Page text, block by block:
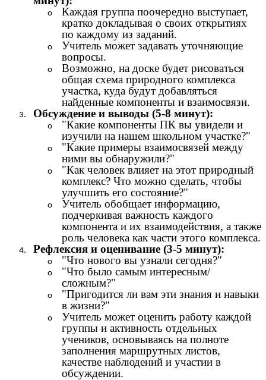
Каждая группа поочередно выступает,
кратко докладывая о своих открытиях
по каждому из заданий.
Учитель может задавать уточняющие
вопросы.
Возможно, на доске будет рисоваться
общая схема природного комплекса
участка, куда будут добавляться
найденные компоненты и взаимосвязи.
Обсуждение и выводы (5-8 минут):
"Какие компоненты ПК вы увидели и
изучили на нашем школьном участке?"
"Какие примеры взаимосвязей между
ними вы обнаружили?"
"Как человек влияет на этот природный
комплекс? Что можно сделать, чтобы
улучшить его состояние?"
Учитель обобщает информацию,
подчеркивая важность каждого
компонента и их взаимодействия, а также
роль человека как части этого комплекса.
Рефлексия и оценивание (3-5 минут):
"Что нового вы узнали сегодня?"
"Что было самым интересным/
сложным?"
"Пригодится ли вам эти знания и навыки
в жизни?"
Учитель может оценить работу каждой
группы и активность отдельных
учеников, основываясь на полноте
заполнения маршрутных листов,
качестве наблюдений и участии в
обсуждении.